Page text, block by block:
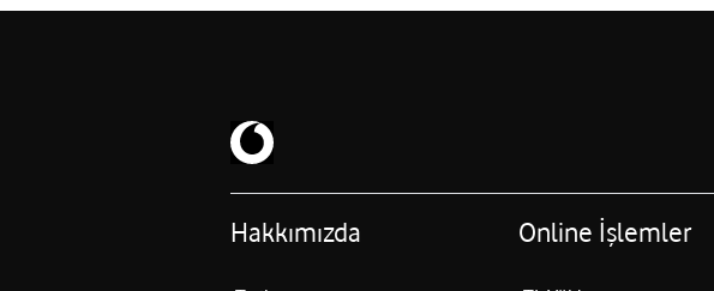
Hakkımızda Online İşlemler